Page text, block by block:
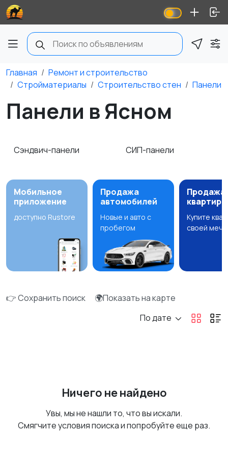
Главная
Ремонт и строительство
Стройматериалы
Строительство стен Панели
Панели в Ясном
Сэндвич-панели СИП-панели
Мобильное
приложение
доступно Rustore
Продажа
автомобилей
Новые и авто с
пробегом
Продажа
квартир
Купите
своей
👉 Сохранить поиск
🌍Показать на карте
По дате
Ничего не найдено
Увы, мы не нашли то, что вы искали.
Смягчите условия поиска и попробуйте еще раз.